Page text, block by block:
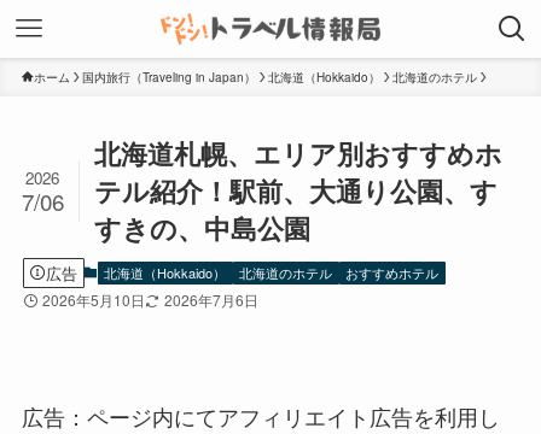
ホーム 国内旅行（Traveling in Japan） 北海道（Hokkaido） 北海道のホテル
北海道札幌、エリア別おすすめホ
テル紹介！駅前、大通り公園、す
すきの、中島公園
2026
7/06
広告 北海道（Hokkaido） 北海道のホテル おすすめホテル
2026年5月10日 2026年7月6日
広告：ページ内にてアフィリエイト広告を利用し